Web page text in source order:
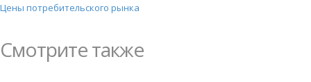
Цены потребительского рынка
Смотрите также